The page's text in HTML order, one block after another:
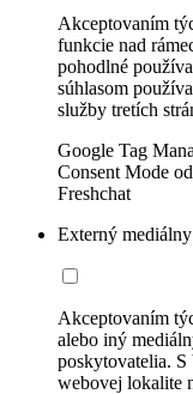
Akceptovaním
funkcie nad
pohodlné
súhlasom
služby tretích
Google Tag
Consent Mode
Freshchat
Externý mediálny
Akceptovaním
alebo iný
poskytovatelia. S
webovej lokalite